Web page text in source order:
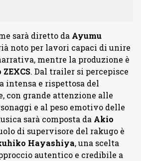
sarà diretto da Ayumu
noto per lavori capaci di unire
mentre la produzione è
ZEXCS. Dal trailer si percepisce
intensa e rispettosa del
con grande attenzione alle
e al peso emotivo delle
sarà composta da Akio
di supervisore del rakugo è
Hayashiya, una scelta
autentico e credibile a